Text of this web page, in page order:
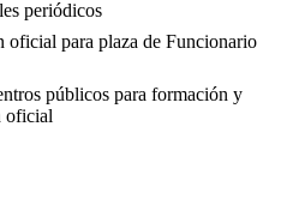
periódicos
oficial para plaza de Funcionario
públicos para formación y
oficial